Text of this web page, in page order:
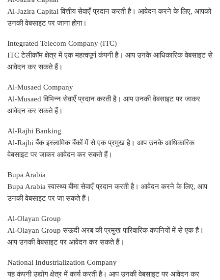
Al-Jazira Capital वित्तीय सेवाएँ प्रदान करती है। आवेदन करने के लिए, आपको
उनकी वेबसाइट पर जाना होगा।
Integrated Telecom Company (ITC)
ITC टेलीकॉम क्षेत्र में एक महत्वपूर्ण कंपनी है। आप उनके आधिकारिक वेबसाइट से
आवेदन कर सकते हैं।
Al-Musaed Company
Al-Musaed विभिन्न सेवाएँ प्रदान करती है। आप उनकी वेबसाइट पर जाकर
आवेदन कर सकते हैं।
Al-Rajhi Banking
Al-Rajhi बैंक इस्लामिक बैंकों में से एक प्रमुख है। आप उनके आधिकारिक
वेबसाइट पर जाकर आवेदन कर सकते हैं।
Bupa Arabia
Bupa Arabia स्वास्थ्य बीमा सेवाएँ प्रदान करती है। आवेदन करने के लिए, आप
उनकी वेबसाइट पर जा सकते हैं।
Al-Olayan Group
Al-Olayan Group सऊदी अरब की प्रमुख पारिवारिक कंपनियों में से एक है।
आप उनकी वेबसाइट पर आवेदन कर सकते हैं।
National Industrialization Company
यह कंपनी उद्योग क्षेत्र में कार्य करती है। आप उनकी वेबसाइट पर आवेदन कर